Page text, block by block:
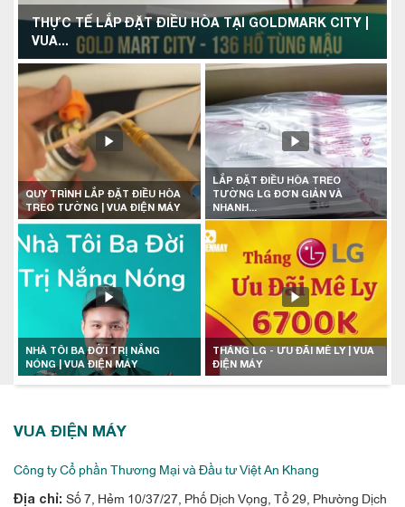
THỰC TẾ LẮP ĐẶT ĐIỀU HÒA TẠI GOLDMARK CITY |
VUA...
QUY TRÌNH LẮP ĐẶT ĐIỀU HÒA
TREO TƯỜNG | VUA ĐIỆN MÁY
LẮP ĐẶT ĐIỀU HÒA TREO
TƯỜNG LG ĐƠN GIẢN VÀ
NHANH...
NHÀ TÔI BA ĐỜI TRỊ NẮNG
NÓNG | VUA ĐIỆN MÁY
THÁNG LG - ƯU ĐÃI MÊ LY | VUA
ĐIỆN MÁY
VUA ĐIỆN MÁY
Công ty Cổ phần Thương Mại và Đầu tư Việt An Khang
Địa chỉ: Số 7, Hẻm 10/37/27, Phố Dịch Vọng, Tổ 29, Phường Dịch